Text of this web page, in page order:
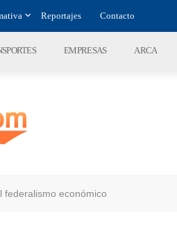
Reportajes Contacto
EMPRESAS ARCA
federalismo económico